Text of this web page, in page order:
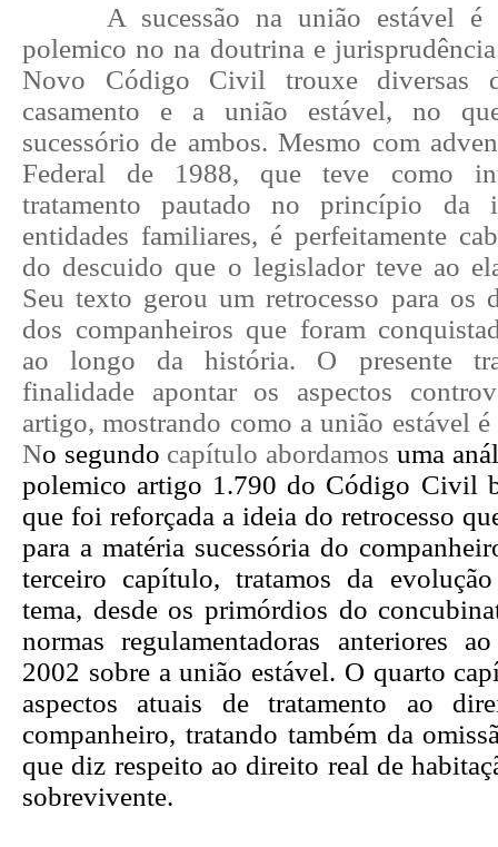
A sucessão na união estável é
polemico no na doutrina e
Novo Código Civil trouxe diversas
casamento e a união estável, no
sucessório de ambos. Mesmo com
Federal de 1988, que teve como
tratamento pautado no princípio da
entidades familiares, é perfeitamente
do descuido que o legislador teve ao
Seu texto gerou um retrocesso para os
dos companheiros que foram
ao longo da história. O presente
finalidade apontar os aspectos
artigo, mostrando como a união estável é
No segundo capítulo abordamos uma
polemico artigo 1.790 do Código Civil
que foi reforçada a ideia do retrocesso
para a matéria sucessória do
terceiro capítulo, tratamos da
tema, desde os primórdios do
normas regulamentadoras anteriores
2002 sobre a união estável. O quarto
aspectos atuais de tratamento ao
companheiro, tratando também da
que diz respeito ao direito real de
sobrevivente.